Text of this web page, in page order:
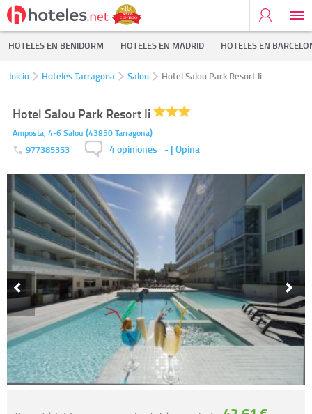
HOTELES EN BENIDORM HOTELES EN MADRID HOTELES EN
Inicio Hoteles Tarragona Salou Hotel Salou Park Resort Ii
Hotel Salou Park Resort Ii
Amposta, 4-6Salou (43850Tarragona)
977385353 4 opiniones - | Opina